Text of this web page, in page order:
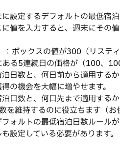
設定するデフォルトの最低宿
値を入力すると、週末にその値
ボックスの値が300（リステ
る5連続日の価格が（100、
泊日数と、何日前から適用する
の機会を大幅に増やせます。
泊日数と、何日先まで適用する
を維持するのに役立ちます（お
フォルトの最低宿泊日数ルール
設定している必要があります